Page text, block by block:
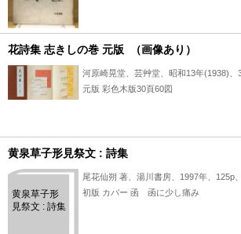
花詩集 志きしの巻 元版 （画像あり）
河原崎晃堂、芸艸堂、昭和13年(1938)、
元版 彩色木版30頁60図
黄泉草子形見祭文 : 詩集
黄泉草子形
見祭文 : 詩集
尾花仙朔 著、湯川書房、1997年、125p
初版 カバー 函 函に少し痛み